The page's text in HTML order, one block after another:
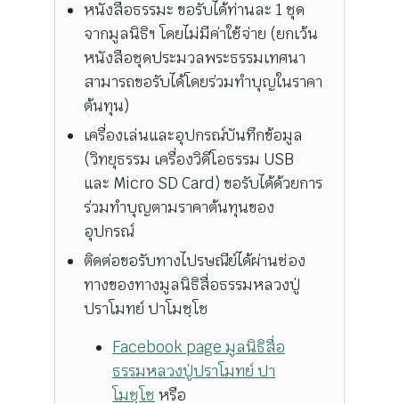
หนังสือธรรมะ ขอรับได้ท่านละ 1 ชุด
จากมูลนิธิฯ โดยไม่มีค่าใช้จ่าย (ยกเว้น
หนังสือชุดประมวลพระธรรมเทศนา
สามารถขอรับได้โดยร่วมทำบุญในราคา
ต้นทุน)
เครื่องเล่นและอุปกรณ์บันทึกข้อมูล
(วิทยุธรรม เครื่องวิดีโอธรรม USB
และ Micro SD Card) ขอรับได้ด้วยการ
ร่วมทำบุญตามราคาต้นทุนของ
อุปกรณ์
ติดต่อขอรับทางไปรษณีย์ได้ผ่านช่อง
ทางของทางมูลนิธิสื่อธรรมหลวงปู่
ปราโมทย์ ปาโมชฺโช
Facebook page มูลนิธิสื่อ
ธรรมหลวงปู่ปราโมทย์ ปา
โมชฺโช หรือ